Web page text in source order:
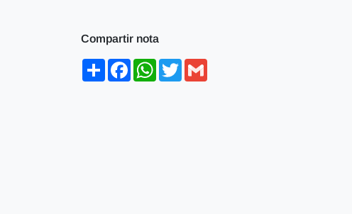
Compartir nota
ShareFacebookWhatsApp
Twitter